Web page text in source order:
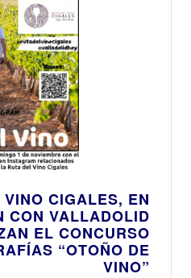
CIGALES, EN
CON VALLADOLID
EL CONCURSO
“OTOÑO DE
VINO”